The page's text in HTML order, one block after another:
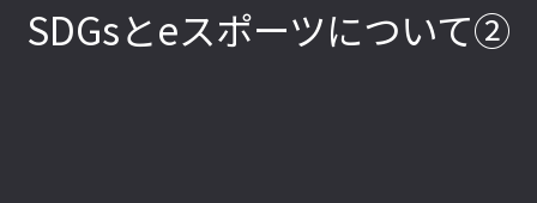
SDGsとeスポーツについて②